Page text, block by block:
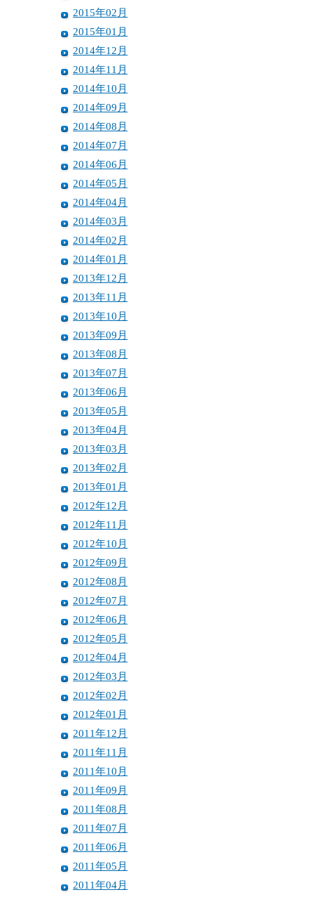
2015年02月
2015年01月
2014年12月
2014年11月
2014年10月
2014年09月
2014年08月
2014年07月
2014年06月
2014年05月
2014年04月
2014年03月
2014年02月
2014年01月
2013年12月
2013年11月
2013年10月
2013年09月
2013年08月
2013年07月
2013年06月
2013年05月
2013年04月
2013年03月
2013年02月
2013年01月
2012年12月
2012年11月
2012年10月
2012年09月
2012年08月
2012年07月
2012年06月
2012年05月
2012年04月
2012年03月
2012年02月
2012年01月
2011年12月
2011年11月
2011年10月
2011年09月
2011年08月
2011年07月
2011年06月
2011年05月
2011年04月